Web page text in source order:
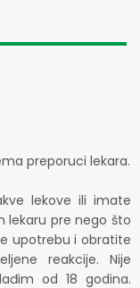
preporuci lekara.
lekove ili imate
lekaru pre nego što
upotrebu i obratite
reakcije. Nije
od 18 godina.